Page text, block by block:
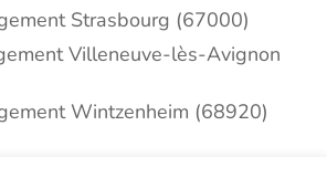
Strasbourg (67000)
Villeneuve-lès-Avignon
Wintzenheim (68920)